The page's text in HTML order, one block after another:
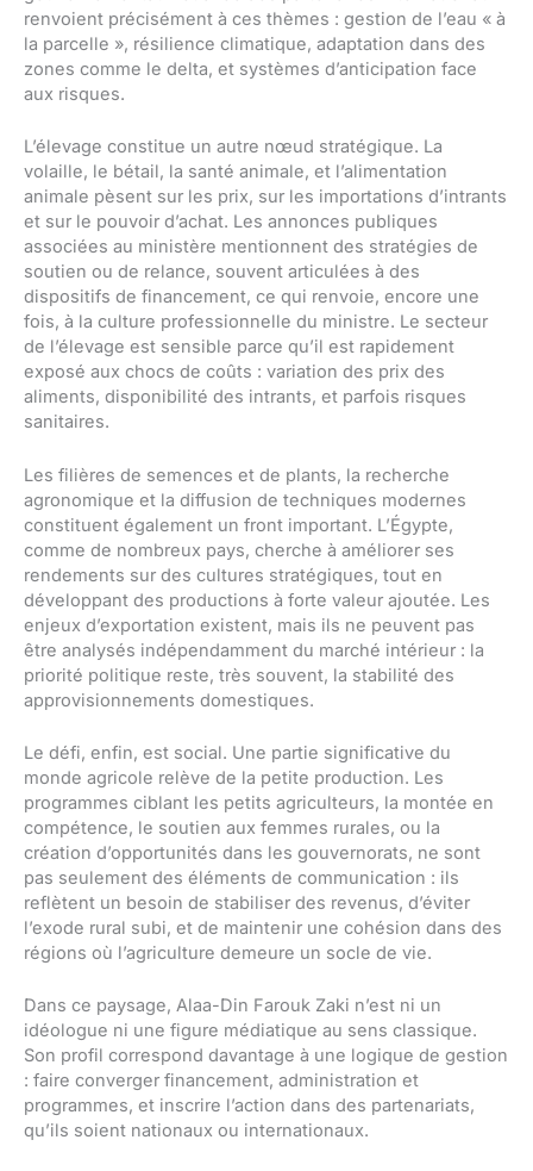
renvoient précisément à ces thèmes : gestion de l’eau « à
la parcelle », résilience climatique, adaptation dans des
zones comme le delta, et systèmes d’anticipation face
aux risques.
L’élevage constitue un autre nœud stratégique. La
volaille, le bétail, la santé animale, et l’alimentation
animale pèsent sur les prix, sur les importations d’intrants
et sur le pouvoir d’achat. Les annonces publiques
associées au ministère mentionnent des stratégies de
soutien ou de relance, souvent articulées à des
dispositifs de financement, ce qui renvoie, encore une
fois, à la culture professionnelle du ministre. Le secteur
de l’élevage est sensible parce qu’il est rapidement
exposé aux chocs de coûts : variation des prix des
aliments, disponibilité des intrants, et parfois risques
sanitaires.
Les filières de semences et de plants, la recherche
agronomique et la diffusion de techniques modernes
constituent également un front important. L’Égypte,
comme de nombreux pays, cherche à améliorer ses
rendements sur des cultures stratégiques, tout en
développant des productions à forte valeur ajoutée. Les
enjeux d’exportation existent, mais ils ne peuvent pas
être analysés indépendamment du marché intérieur : la
priorité politique reste, très souvent, la stabilité des
approvisionnements domestiques.
Le défi, enfin, est social. Une partie significative du
monde agricole relève de la petite production. Les
programmes ciblant les petits agriculteurs, la montée en
compétence, le soutien aux femmes rurales, ou la
création d’opportunités dans les gouvernorats, ne sont
pas seulement des éléments de communication : ils
reflètent un besoin de stabiliser des revenus, d’éviter
l’exode rural subi, et de maintenir une cohésion dans des
régions où l’agriculture demeure un socle de vie.
Dans ce paysage, Alaa-Din Farouk Zaki n’est ni un
idéologue ni une figure médiatique au sens classique.
Son profil correspond davantage à une logique de gestion
: faire converger financement, administration et
programmes, et inscrire l’action dans des partenariats,
qu’ils soient nationaux ou internationaux.